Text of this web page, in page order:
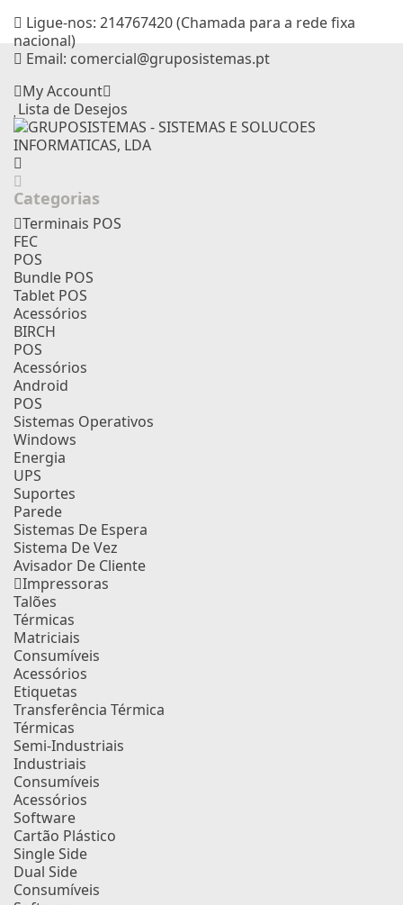
Ligue-nos: 214767420 (Chamada para a rede fixa
nacional)
Email: comercial@gruposistemas.pt
My Account
Lista de Desejos
Categorias
Terminais POS
FEC
POS
Bundle POS
Tablet POS
Acessórios
BIRCH
POS
Acessórios
Android
POS
Sistemas Operativos
Windows
Energia
UPS
Suportes
Parede
Sistemas De Espera
Sistema De Vez
Avisador De Cliente
Impressoras
Talões
Térmicas
Matriciais
Consumíveis
Acessórios
Etiquetas
Transferência Térmica
Térmicas
Semi-Industriais
Industriais
Consumíveis
Acessórios
Software
Cartão Plástico
Single Side
Dual Side
Consumíveis